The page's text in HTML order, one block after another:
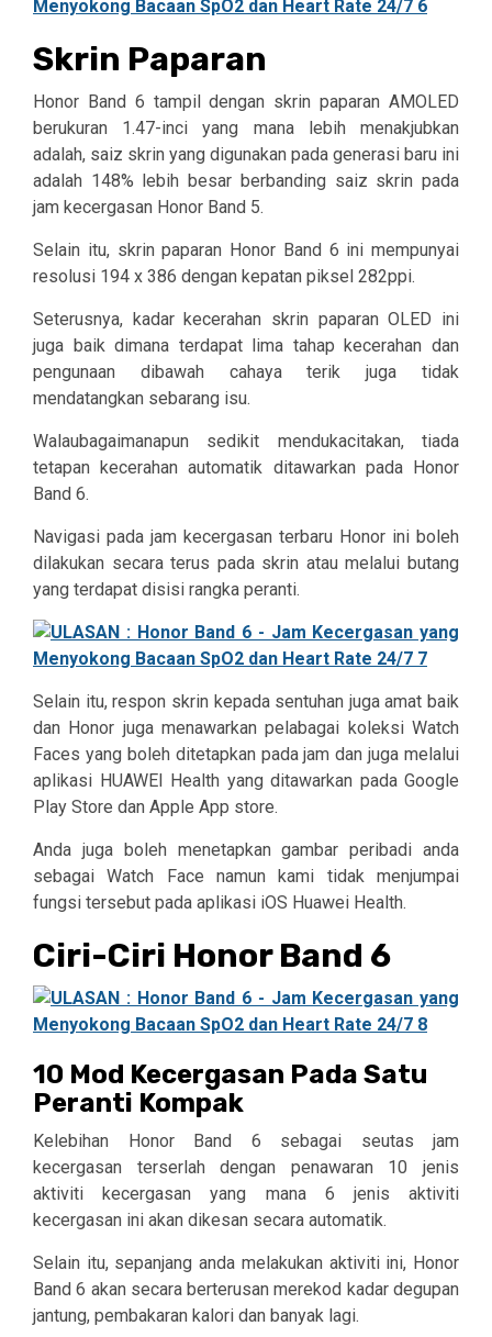
Skrin Paparan
Honor Band 6 tampil dengan skrin paparan AMOLED
berukuran 1.47-inci yang mana lebih menakjubkan
adalah, saiz skrin yang digunakan pada generasi baru ini
adalah 148% lebih besar berbanding saiz skrin pada
jam kecergasan Honor Band 5.
Selain itu, skrin paparan Honor Band 6 ini mempunyai
resolusi 194 x 386 dengan kepatan piksel 282ppi.
Seterusnya, kadar kecerahan skrin paparan OLED ini
juga baik dimana terdapat lima tahap kecerahan dan
pengunaan dibawah cahaya terik juga tidak
mendatangkan sebarang isu.
Walaubagaimanapun sedikit mendukacitakan, tiada
tetapan kecerahan automatik ditawarkan pada Honor
Band 6.
Navigasi pada jam kecergasan terbaru Honor ini boleh
dilakukan secara terus pada skrin atau melalui butang
yang terdapat disisi rangka peranti.
Selain itu, respon skrin kepada sentuhan juga amat baik
dan Honor juga menawarkan pelabagai koleksi Watch
Faces yang boleh ditetapkan pada jam dan juga melalui
aplikasi HUAWEI Health yang ditawarkan pada Google
Play Store dan Apple App store.
Anda juga boleh menetapkan gambar peribadi anda
sebagai Watch Face namun kami tidak menjumpai
fungsi tersebut pada aplikasi iOS Huawei Health.
Ciri-Ciri Honor Band 6
10 Mod Kecergasan Pada Satu
Peranti Kompak
Kelebihan Honor Band 6 sebagai seutas jam
kecergasan terserlah dengan penawaran 10 jenis
aktiviti kecergasan yang mana 6 jenis aktiviti
kecergasan ini akan dikesan secara automatik.
Selain itu, sepanjang anda melakukan aktiviti ini, Honor
Band 6 akan secara berterusan merekod kadar degupan
jantung, pembakaran kalori dan banyak lagi.